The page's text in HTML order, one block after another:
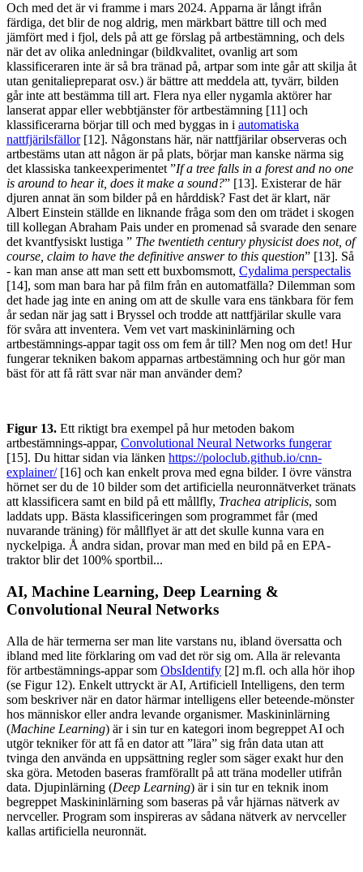
Och med det är vi framme i mars 2024. Apparna är långt ifrån
färdiga, det blir de nog aldrig, men märkbart bättre till och med
jämfört med i fjol, dels på att ge förslag på artbestämning, och dels
när det av olika anledningar (bildkvalitet, ovanlig art som
klassificeraren inte är så bra tränad på, artpar som inte går att skilja åt
utan genitaliepreparat osv.) är bättre att meddela att, tyvärr, bilden
går inte att bestämma till art. Flera nya eller nygamla aktörer har
lanserat appar eller webbtjänster för artbestämning [11] och
klassificerarna börjar till och med byggas in i automatiska
nattfjärilsfällor[12]. Någonstans här, när nattfjärilar observeras och
artbestäms utan att någon är på plats, börjar man kanske närma sig
det klassiska tankeexperimentet ”If a tree falls in a forest and no one
is around to hear it, does it make a sound?” [13]. Existerar de här
djuren annat än som bilder på en hårddisk? Fast det är klart, när
Albert Einstein ställde en liknande fråga som den om trädet i skogen
till kollegan Abraham Pais under en promenad så svarade den senare
det kvantfysiskt lustiga ” The twentieth century physicist does not, of
course, claim to have the definitive answer to this question” [13]. Så
- kan man anse att man sett ett buxbomsmott, Cydalima perspectalis
[14], som man bara har på film från en automatfälla? Dilemman som
det hade jag inte en aning om att de skulle vara ens tänkbara för fem
år sedan när jag satt i Bryssel och trodde att nattfjärilar skulle vara
för svåra att inventera. Vem vet vart maskininlärning och
artbestämnings-appar tagit oss om fem år till? Men nog om det! Hur
fungerar tekniken bakom apparnas artbestämning och hur gör man
bäst för att få rätt svar när man använder dem?
Figur 13. Ett riktigt bra exempel på hur metoden bakom
artbestämnings-appar, Convolutional Neural Networks fungerar
[15]. Du hittar sidan via länken https://poloclub.github.io/cnn-
explainer/[16] och kan enkelt prova med egna bilder. I övre vänstra
hörnet ser du de 10 bilder som det artificiella neuronnätverket tränats
att klassificera samt en bild på ett mållfly, Trachea atriplicis, som
laddats upp. Bästa klassificeringen som programmet får (med
nuvarande träning) för mållflyet är att det skulle kunna vara en
nyckelpiga. Å andra sidan, provar man med en bild på en EPA-
traktor blir det 100% sportbil...
AI, Machine Learning, Deep Learning &
Convolutional Neural Networks
Alla de här termerna ser man lite varstans nu, ibland översatta och
ibland med lite förklaring om vad det rör sig om. Alla är relevanta
för artbestämnings-appar som ObsIdentify [2] m.fl. och alla hör ihop
(se Figur 12). Enkelt uttryckt är AI, Artificiell Intelligens, den term
som beskriver när en dator härmar intelligens eller beteende-mönster
hos människor eller andra levande organismer. Maskininlärning
(Machine Learning) är i sin tur en kategori inom begreppet AI och
utgör tekniker för att få en dator att ”lära” sig från data utan att
tvinga den använda en uppsättning regler som säger exakt hur den
ska göra. Metoden baseras framförallt på att träna modeller utifrån
data. Djupinlärning (Deep Learning) är i sin tur en teknik inom
begreppet Maskininlärning som baseras på vår hjärnas nätverk av
nervceller. Program som inspireras av sådana nätverk av nervceller
kallas artificiella neuronnät.